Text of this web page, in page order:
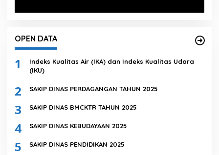
OPEN DATA
1
Indeks Kualitas Air (IKA) dan Indeks Kualitas Udara
(IKU)
2 SAKIP DINAS PERDAGANGAN TAHUN 2025
3 SAKIP DINAS BMCKTR TAHUN 2025
4 SAKIP DINAS KEBUDAYAAN 2025
5 SAKIP DINAS PENDIDIKAN 2025